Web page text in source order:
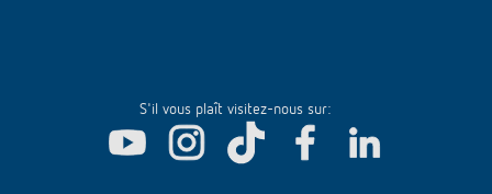
S'il vous plaît visitez-nous sur: